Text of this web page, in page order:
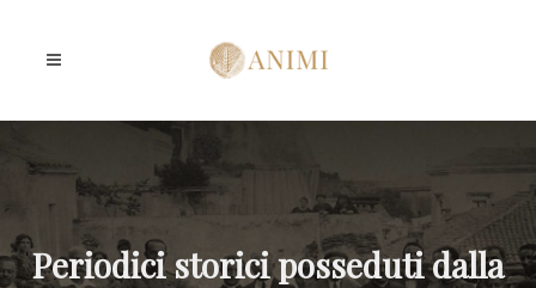
Periodici storici posseduti dalla